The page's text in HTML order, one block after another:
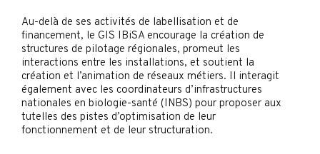
Au-delà de ses activités de labellisation et de
financement, le GIS IBiSA encourage la création de
structures de pilotage régionales, promeut les
interactions entre les installations, et soutient la
création et l’animation de réseaux métiers. Il interagit
également avec les coordinateurs d’infrastructures
nationales en biologie-santé (INBS) pour proposer aux
tutelles des pistes d’optimisation de leur
fonctionnement et de leur structuration.